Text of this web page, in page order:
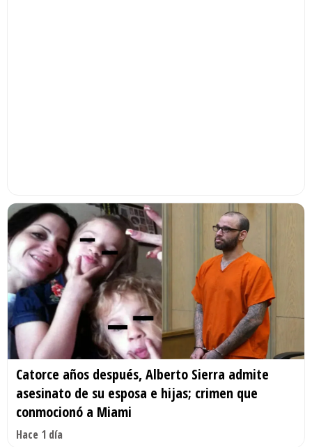
Catorce años después, Alberto Sierra admite
asesinato de su esposa e hijas; crimen que
conmocionó a Miami
Hace 1 día